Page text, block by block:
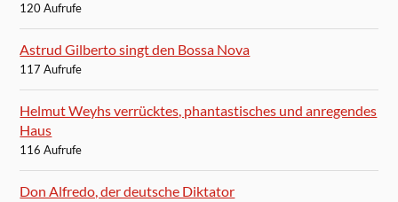
120 Aufrufe
Astrud Gilberto singt den Bossa Nova
117 Aufrufe
Helmut Weyhs verrücktes, phantastisches und anregendes
Haus
116 Aufrufe
Don Alfredo, der deutsche Diktator